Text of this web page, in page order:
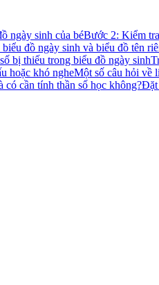
ngày sinh của béBước 2: Kiểm
đồ ngày sinh và biểu đồ tên
bị thiếu trong biểu đồ ngày sinh
hoặc khó ngheMột số câu hỏi về
có cần tính thần số học không?Đặt